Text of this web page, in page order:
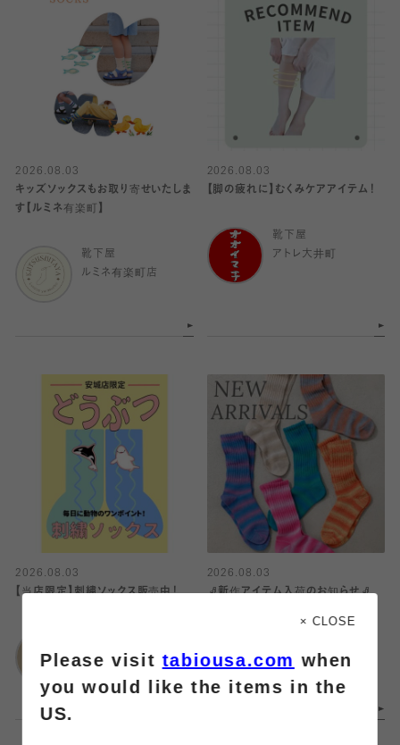
2026.08.03
キッズソックスもお取り寄せいたしま
す【ルミネ有楽町】
靴下屋
ルミネ有楽町店
2026.08.03
【脚の疲れに】むくみケアアイテム！
靴下屋
アトレ大井町
2026.08.03
【当店限定】刺繍ソックス販売中！
ららぽーと安城店
2026.08.03
🧦新作アイテム入荷のお知らせ🧦
札幌アピア
× CLOSE
Please visittabiousa.com when
you would like the items in the
US.